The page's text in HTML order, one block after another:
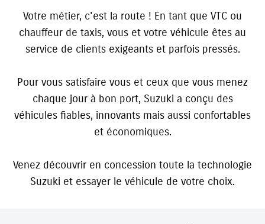
Votre métier, c'est la route ! En tant que VTC ou
chauffeur de taxis, vous et votre véhicule êtes au
service de clients exigeants et parfois pressés.
Pour vous satisfaire vous et ceux que vous menez
chaque jour à bon port, Suzuki a conçu des
véhicules fiables, innovants mais aussi confortables
et économiques.
Venez découvrir en concession toute la technologie
Suzuki et essayer le véhicule de votre choix.